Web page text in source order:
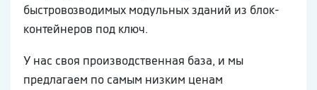
быстровозводимых модульных зданий из блок-
контейнеров под ключ.
У нас своя производственная база, и мы
предлагаем по самым низким ценам